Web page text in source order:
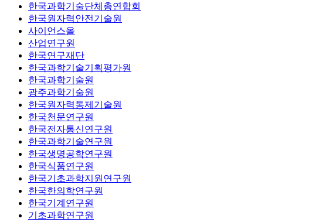
한국과학기술단체총연합회
한국원자력안전기술원
사이언스올
산업연구원
한국연구재단
한국과학기술기획평가원
한국과학기술원
광주과학기술원
한국원자력통제기술원
한국천문연구원
한국전자통신연구원
한국과학기술연구원
한국생명공학연구원
한국식품연구원
한국기초과학지원연구원
한국한의학연구원
한국기계연구원
기초과학연구원